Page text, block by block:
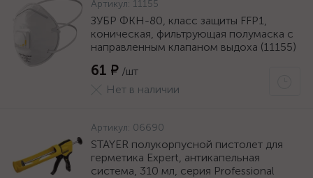
Артикул: 11155
ЗУБР ФКН-80, класс защиты FFP1,
коническая, фильтрующая полумаска с
направленным клапаном выдоха (11155)
61 ₽ /шт
Нет в наличии
Артикул: 06690
STAYER полукорпусной пистолет для
герметика Expert, антикапельная
система, 310 мл, серия Professional